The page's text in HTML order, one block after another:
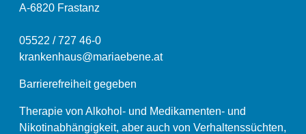
A-6820 Frastanz
05522 / 727 46-0
krankenhaus@mariaebene.at
Barrierefreiheit gegeben
Therapie von Alkohol- und Medikamenten- und
Nikotinabhängigkeit, aber auch von Verhaltenssüchten,